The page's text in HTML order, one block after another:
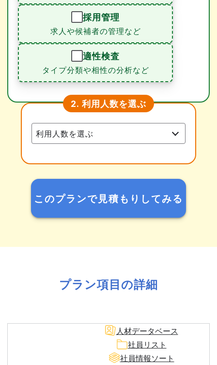
採用管理
求人や候補者の管理など
適性検査
タイプ分類や相性の分析など
2. 利用人数を選ぶ
このプランで見積もりしてみる
プラン項目の詳細
人材データベース
社員リスト
社員情報ソート